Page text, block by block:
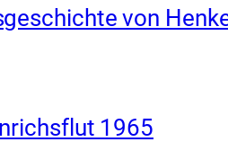
von
1965